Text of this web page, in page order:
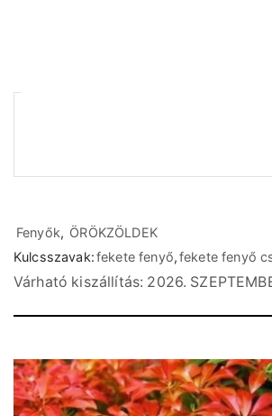
Fenyők, ÖRÖKZÖLDEK
Kulcsszavak:fekete fenyő,fekete fenyő
Várható kiszállítás: 2026.